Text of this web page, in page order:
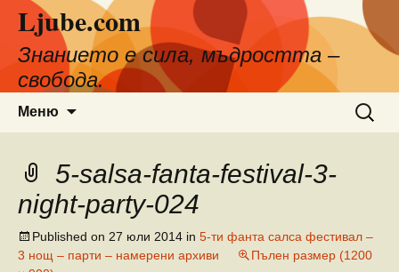
съдържанието
Ljube.com
Знанието е сила, мъдростта –
свобода.
Меню
за:
5-salsa-fanta-festival-3-
night-party-024
Published on 27 юли 2014 in 5-ти фанта салса фестивал –
3 нощ – парти – намерени архиви
Пълен размер (1200